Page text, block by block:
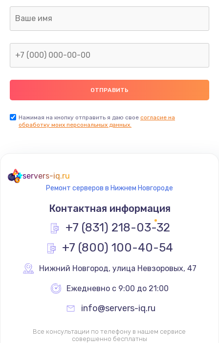
Нажимая на кнопку отправить я даю свое согласие на
обработку моих персональных данных.
servers-iq.ru
Ремонт серверов в Нижнем Новгороде
Контактная информация
+7 (831) 218-03-32
+7 (800) 100-40-54
Нижний Новгород, улица Невзоровых, 47
Ежедневно с 9:00 до 21:00
info@servers-iq.ru
Все консультации по телефону в нашем сервисе
совершенно бесплатны